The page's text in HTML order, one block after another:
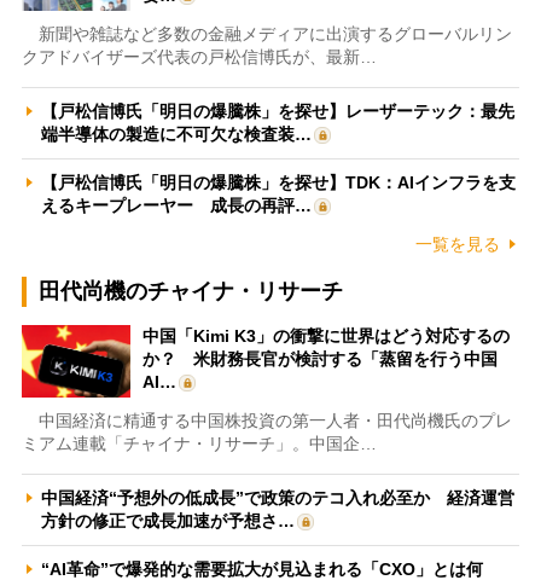
新聞や雑誌など多数の金融メディアに出演するグローバルリン
クアドバイザーズ代表の戸松信博氏が、最新…
【戸松信博氏「明日の爆騰株」を探せ】レーザーテック：最先
端半導体の製造に不可欠な検査装…
【戸松信博氏「明日の爆騰株」を探せ】TDK：AIインフラを支
えるキープレーヤー 成長の再評…
一覧を見る
田代尚機のチャイナ・リサーチ
中国「Kimi K3」の衝撃に世界はどう対応するの
か？ 米財務長官が検討する「蒸留を行う中国
AI…
中国経済に精通する中国株投資の第一人者・田代尚機氏のプレ
ミアム連載「チャイナ・リサーチ」。中国企…
中国経済“予想外の低成長”で政策のテコ入れ必至か 経済運営
方針の修正で成長加速が予想さ…
“AI革命”で爆発的な需要拡大が見込まれる「CXO」とは何